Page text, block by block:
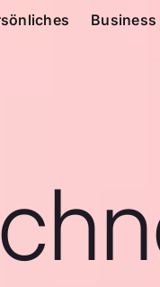
Business